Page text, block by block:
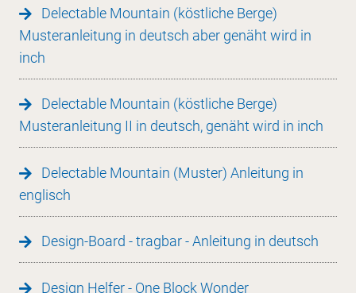
Delectable Mountain (köstliche Berge)
Musteranleitung in deutsch aber genäht wird in
inch
Delectable Mountain (köstliche Berge)
Musteranleitung II in deutsch, genäht wird in inch
Delectable Mountain (Muster) Anleitung in
englisch
Design-Board - tragbar - Anleitung in deutsch
Design Helfer - One Block Wonder